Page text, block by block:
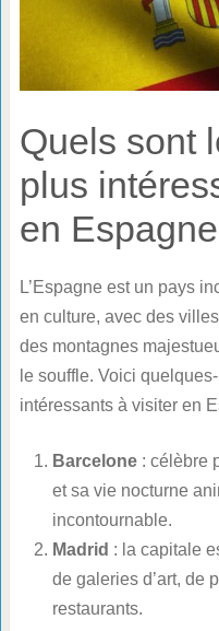
Quels sont
plus
en
L’Espagne est un pays
en culture, avec des
des montagnes
le souffle. Voici
intéressants à visiter en
Barcelone: célèbre
et sa vie nocturne
incontournable.
Madrid : la capitale
de galeries d’art, de
restaurants.